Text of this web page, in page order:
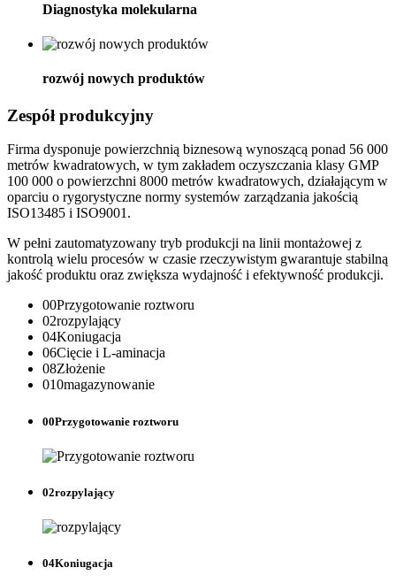
Diagnostyka molekularna
rozwój nowych produktów
Zespół produkcyjny
Firma dysponuje powierzchnią biznesową wynoszącą ponad 56 000
metrów kwadratowych, w tym zakładem oczyszczania klasy GMP
100 000 o powierzchni 8000 metrów kwadratowych, działającym w
oparciu o rygorystyczne normy systemów zarządzania jakością
ISO13485 i ISO9001.
W pełni zautomatyzowany tryb produkcji na linii montażowej z
kontrolą wielu procesów w czasie rzeczywistym gwarantuje stabilną
jakość produktu oraz zwiększa wydajność i efektywność produkcji.
00Przygotowanie roztworu
02rozpylający
04Koniugacja
06Cięcie i L-aminacja
08Złożenie
010magazynowanie
00Przygotowanie roztworu
02rozpylający
04Koniugacja